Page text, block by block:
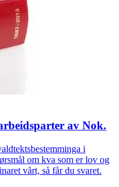
av Nok.
i
om kva som er lov og
vårt, så får du svaret.